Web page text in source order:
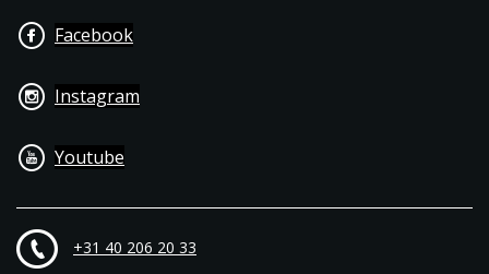
Facebook
Instagram
Youtube
+31 40 206 20 33